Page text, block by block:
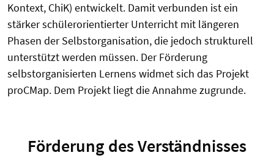
Kontext, ChiK) entwickelt. Damit verbunden ist ein
stärker schülerorientierter Unterricht mit längeren
Phasen der Selbstorganisation, die jedoch strukturell
unterstützt werden müssen. Der Förderung
selbstorganisierten Lernens widmet sich das Projekt
proCMap. Dem Projekt liegt die Annahme zugrunde.
Förderung des Verständnisses